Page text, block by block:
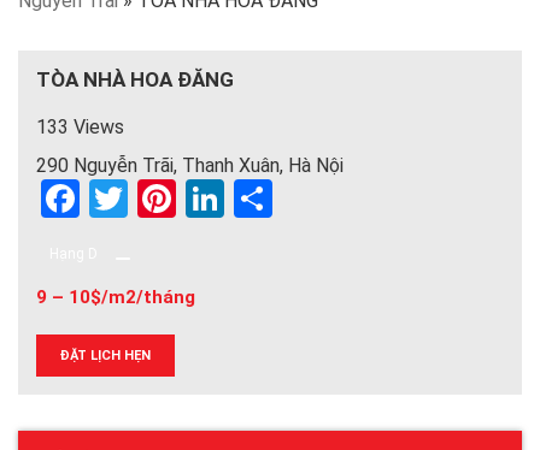
TÒA NHÀ HOA ĐĂNG
133 Views
290 Nguyễn Trãi, Thanh Xuân, Hà Nội
F
b
o
o
k
T
er
Pi
es
Li
9 – 10$/m2/tháng
ĐẶT LỊCH HẸN